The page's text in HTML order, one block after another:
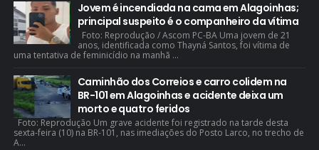
Jovem é incendiada na cama em Alagoinhas;
principal suspeito é o companheiro da vítima
Foto: Reprodução / Ascom PC-BA Uma jovem de 21
anos, identificada como Thayná Santos, foi vítima de
uma tentativa de feminicídio na manhã ...
Caminhão dos Correios e carro colidem na
BR-101 em Alagoinhas e acidente deixa um
morto e quatro feridos
Foto: Reprodução Um grave acidente foi registrado na tarde desta
sexta-feira (10) na BR-101, nas imediações do Posto Larco, no trecho de
A...